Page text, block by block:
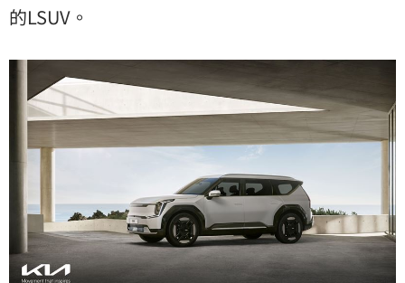
的LSUV。